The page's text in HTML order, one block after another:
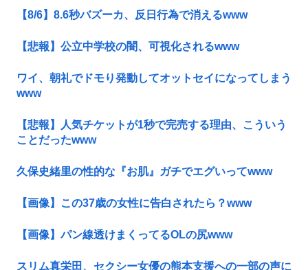
【8/6】8.6秒バズーカ、反日行為で消えるwww
【悲報】公立中学校の闇、可視化されるwww
ワイ、朝礼でドモり発動してオットセイになってしまう
www
【悲報】人気チケットが1秒で完売する理由、こういう
ことだったwww
久保史緒里の性的な『お肌』ガチでエグいってwww
【画像】この37歳の女性に告白されたら？www
【画像】パン線透けまくってるOLの尻www
スリム真栄田、セクシー女優の熊本支援への一部の声に